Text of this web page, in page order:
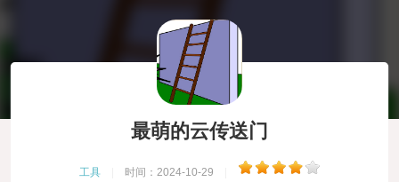
最萌的云传送门
工具 时间：2024-10-29